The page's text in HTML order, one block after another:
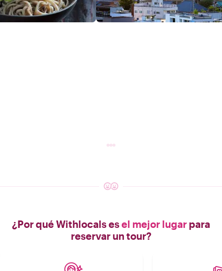
¿Por qué Withlocals esel mejor lugar para
reservar un tour?